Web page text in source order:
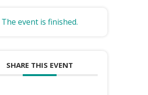
The event is finished.
SHARE THIS EVENT